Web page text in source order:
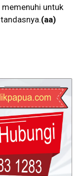
untuk
(aa)